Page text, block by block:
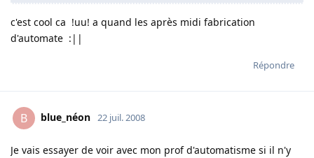
c'est cool ca !uu! a quand les après midi fabrication
d'automate :||
Répondre
B blue_néon 22 juil. 2008
Je vais essayer de voir avec mon prof d'automatisme si il n'y